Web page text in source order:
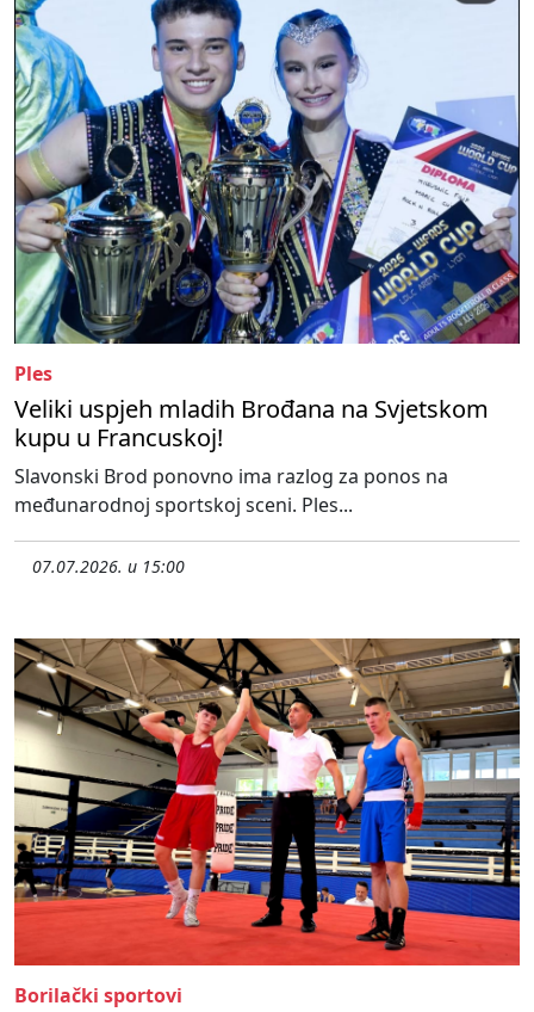
Ples
Veliki uspjeh mladih Brođana na Svjetskom
kupu u Francuskoj!
Slavonski Brod ponovno ima razlog za ponos na
međunarodnoj sportskoj sceni. Ples...
07.07.2026. u 15:00
Borilački sportovi